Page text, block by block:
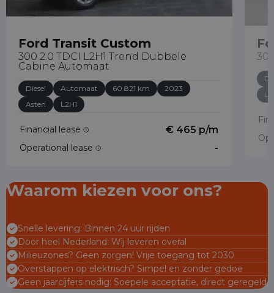
Ford Transit Custom
300 2.0 TDCI L2H1 Trend Dubbele
Cabine Automaat
Diesel Automaat 60.821 km
2023
Asten
L2H1
Financial lease € 465 p/m
Operational lease -
Waarom kiezen voor ons?
Snelle levering: Binnen 24 uur rijden
Door heel Nederland: Wij leveren overal
Milieuzones? Geen zorgen! Vrije toegang tot 2030
Overstappen op elektrisch? Simpel en zonder gedoe
Geen jaarcijfers nodig: Soepele acceptatie, direct geregeld